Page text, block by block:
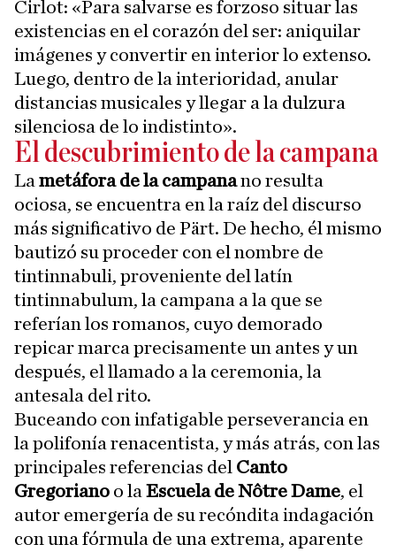
Cirlot: «Para salvarse es forzoso situar las
existencias en el corazón del ser: aniquilar
imágenes y convertir en interior lo extenso.
Luego, dentro de la interioridad, anular
distancias musicales y llegar a la dulzura
silenciosa de lo indistinto».
El descubrimiento de la campana
La metáfora de la campanano resulta
ociosa, se encuentra en la raíz del discurso
más significativo de Pärt. De hecho, él mismo
bautizó su proceder con el nombre de
tintinnabuli, proveniente del latín
tintinnabulum, la campana a la que se
referían los romanos, cuyo demorado
repicar marca precisamente un antes y un
después, el llamado a la ceremonia, la
antesala del rito.
Buceando con infatigable perseverancia en
la polifonía renacentista, y más atrás, con las
principales referencias del Canto
Gregoriano o la Escuela de Nôtre Dame, el
autor emergería de su recóndita indagación
con una fórmula de una extrema, aparente